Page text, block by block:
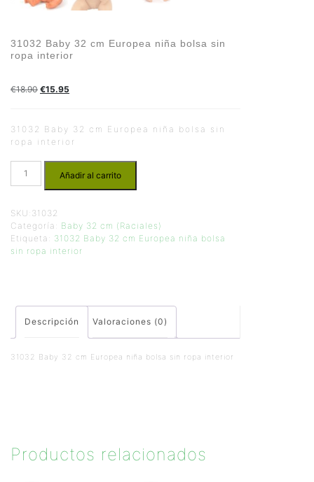
31032 Baby 32 cm Europea niña bolsa sin
ropa interior
€18.90 €15.95
31032 Baby 32 cm Europea niña bolsa sin
ropa interior
Añadir al carrito
SKU: 31032
Categoría: Baby 32 cm (Raciales)
Etiqueta: 31032 Baby 32 cm Europea niña bolsa
sin ropa interior
Descripción Valoraciones (0)
31032 Baby 32 cm Europea niña bolsa sin ropa interior
Productos relacionados